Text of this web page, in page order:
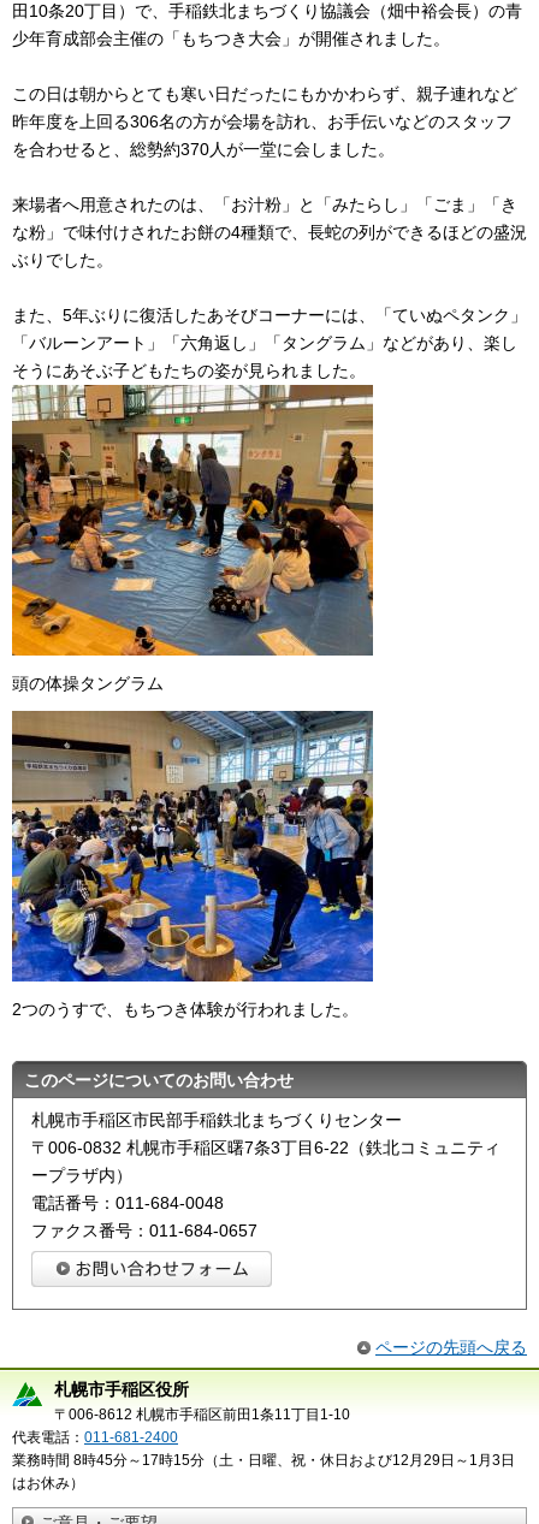
田10条20丁目）で、手稲鉄北まちづくり協議会（畑中裕会長）の青
少年育成部会主催の「もちつき大会」が開催されました。
この日は朝からとても寒い日だったにもかかわらず、親子連れなど
昨年度を上回る306名の方が会場を訪れ、お手伝いなどのスタッフ
を合わせると、総勢約370人が一堂に会しました。
来場者へ用意されたのは、「お汁粉」と「みたらし」「ごま」「き
な粉」で味付けされたお餅の4種類で、長蛇の列ができるほどの盛況
ぶりでした。
また、5年ぶりに復活したあそびコーナーには、「ていぬペタンク」
「バルーンアート」「六角返し」「タングラム」などがあり、楽し
そうにあそぶ子どもたちの姿が見られました。
頭の体操タングラム
2つのうすで、もちつき体験が行われました。
このページについてのお問い合わせ
札幌市手稲区市民部手稲鉄北まちづくりセンター
〒006-0832 札幌市手稲区曙7条3丁目6-22（鉄北コミュニティ
ープラザ内）
電話番号：011-684-0048
ファクス番号：011-684-0657
ページの先頭へ戻る
札幌市手稲区役所
〒006-8612 札幌市手稲区前田1条11丁目1-10
代表電話： 011-681-2400
業務時間 8時45分～17時15分（土・日曜、祝・休日および12月29日～1月3日
はお休み）